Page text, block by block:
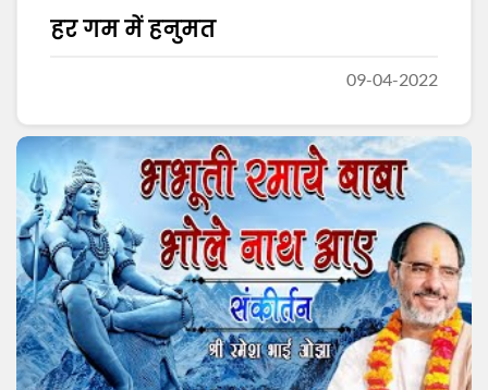
हर गम में हनुमत
09-04-2022